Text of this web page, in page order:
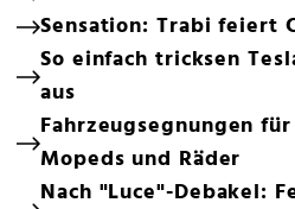
Sensation: Trabi feiert
So einfach tricksen
aus
Fahrzeugsegnungen
Mopeds und Räder
Nach "Luce"-Debakel: